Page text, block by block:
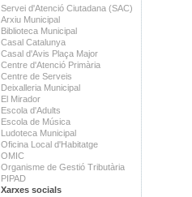
Servei d'Atenció Ciutadana (SAC)
Arxiu Municipal
Biblioteca Municipal
Casal Catalunya
Casal d'Avis Plaça Major
Centre d'Atenció Primària
Centre de Serveis
Deixalleria Municipal
El Mirador
Escola d'Adults
Escola de Música
Ludoteca Municipal
Oficina Local d'Habitatge
OMIC
Organisme de Gestió Tributària
PIPAD
Xarxes socials